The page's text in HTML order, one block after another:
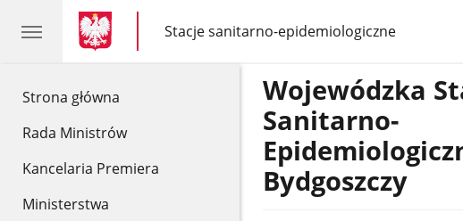
Strona główna
Rada Ministrów
Kancelaria Premiera
Ministerstwa
gov.pl
gov.pl
Stacje sanitarno-epidemiologiczne
gov.pl
Stacje
sanitarno-
epidemiologiczne
Wojewódzka
Sanitarno-
Bydgoszczy